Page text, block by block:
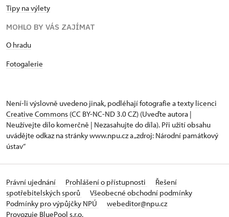
Tipy na výlety
MOHLO BY VÁS ZAJÍMAT
O hradu
Fotogalerie
Není-li výslovně uvedeno jinak, podléhají fotografie a texty licenci
Creative Commons (CC BY-NC-ND 3.0 CZ) (Uveďte autora |
Neužívejte dílo komerčně | Nezasahujte do díla). Při užití obsahu
uvádějte odkaz na stránky www.npu.cz a „zdroj: Národní památkový
ústav“
Právní ujednání Prohlášení o přístupnosti
Řešení
spotřebitelských sporů
Všeobecné obchodní podmínky
Podmínky pro výpůjčky NPÚ
webeditor@npu.cz
Provozuje BluePool s.r.o.